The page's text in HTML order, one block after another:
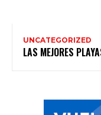
UNCATEGORIZED
LAS MEJORES